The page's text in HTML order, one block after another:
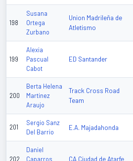
198
Susana
Ortega
Zurbano
Union Madrileña de
Atletismo
199
Alexia
Pascual
Cabot
ED Santander
200
Berta Helena
Martinez
Araujo
Track Cross Road
Team
201
Sergio Sanz
Del Barrio
E.A. Majadahonda
202
Daniel
Caparros
CA Ciudad de Atarfe